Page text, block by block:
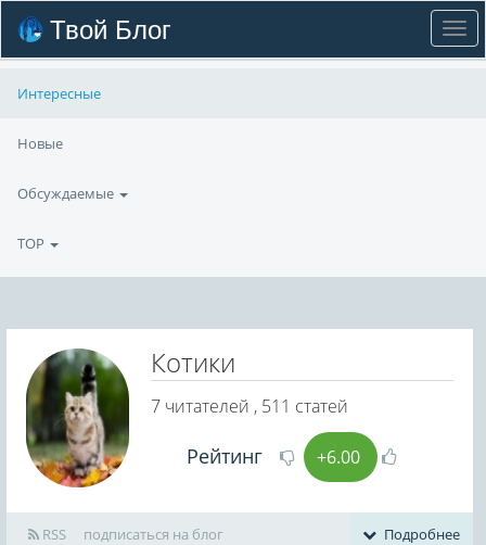
Твой Блог
Интересные
Новые
Обсуждаемые
TOP
Котики
7 читателей , 511 статей
Рейтинг +6.00
RSS подписаться на блог Подробнее